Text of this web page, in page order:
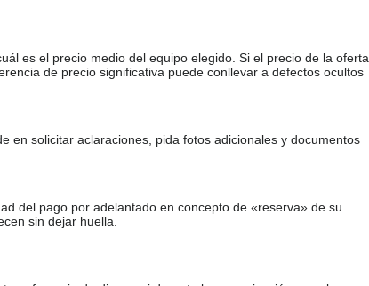
es el precio medio del equipo elegido. Si el precio de la oferta
de precio significativa puede conllevar a defectos ocultos
en solicitar aclaraciones, pida fotos adicionales y documentos
del pago por adelantado en concepto de «reserva» de su
sin dejar huella.